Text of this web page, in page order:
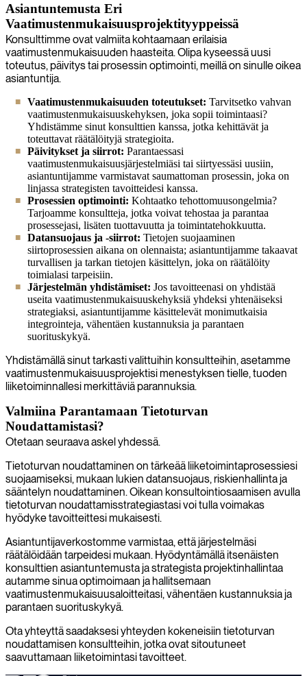
Asiantuntemusta Eri
Vaatimustenmukaisuusprojektityyppeissä
Konsulttimme ovat valmiita kohtaamaan erilaisia
vaatimustenmukaisuuden haasteita. Olipa kyseessä uusi
toteutus, päivitys tai prosessin optimointi, meillä on sinulle oikea
asiantuntija.
Vaatimustenmukaisuuden toteutukset: Tarvitsetko vahvan
vaatimustenmukaisuuskehyksen, joka sopii toimintaasi?
Yhdistämme sinut konsulttien kanssa, jotka kehittävät ja
toteuttavat räätälöityjä strategioita.
Päivitykset ja siirrot: Parantaessasi
vaatimustenmukaisuusjärjestelmiäsi tai siirtyessäsi uusiin,
asiantuntijamme varmistavat saumattoman prosessin, joka on
linjassa strategisten tavoitteidesi kanssa.
Prosessien optimointi: Kohtaatko tehottomuusongelmia?
Tarjoamme konsultteja, jotka voivat tehostaa ja parantaa
prosessejasi, lisäten tuottavuutta ja toimintatehokkuutta.
Datansuojaus ja -siirrot: Tietojen suojaaminen
siirtoprosessien aikana on olennaista; asiantuntijamme takaavat
turvallisen ja tarkan tietojen käsittelyn, joka on räätälöity
toimialasi tarpeisiin.
Järjestelmän yhdistämiset: Jos tavoitteenasi on yhdistää
useita vaatimustenmukaisuuskehyksiä yhdeksi yhtenäiseksi
strategiaksi, asiantuntijamme käsittelevät monimutkaisia
integrointeja, vähentäen kustannuksia ja parantaen
suorituskykyä.
Yhdistämällä sinut tarkasti valittuihin konsultteihin, asetamme
vaatimustenmukaisuusprojektisi menestyksen tielle, tuoden
liiketoiminnallesi merkittäviä parannuksia.
Valmiina Parantamaan Tietoturvan
Noudattamistasi?
Otetaan seuraava askel yhdessä.
Tietoturvan noudattaminen on tärkeää liiketoimintaprosessiesi
suojaamiseksi, mukaan lukien datansuojaus, riskienhallinta ja
sääntelyn noudattaminen. Oikean konsultointiosaamisen avulla
tietoturvan noudattamisstrategiastasi voi tulla voimakas
hyödyke tavoitteittesi mukaisesti.
Asiantuntijaverkostomme varmistaa, että järjestelmäsi
räätälöidään tarpeidesi mukaan. Hyödyntämällä itsenäisten
konsulttien asiantuntemusta ja strategista projektinhallintaa
autamme sinua optimoimaan ja hallitsemaan
vaatimustenmukaisuusaloitteitasi, vähentäen kustannuksia ja
parantaen suorituskykyä.
Ota yhteyttä saadaksesi yhteyden kokeneisiin tietoturvan
noudattamisen konsultteihin, jotka ovat sitoutuneet
saavuttamaan liiketoimintasi tavoitteet.